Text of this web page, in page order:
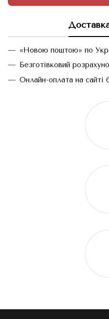
«Новою поштою» по
Безготівковий
Онлайн-оплата на сайті